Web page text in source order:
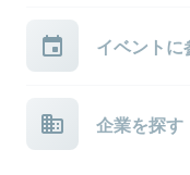
イベントに
企業を探す